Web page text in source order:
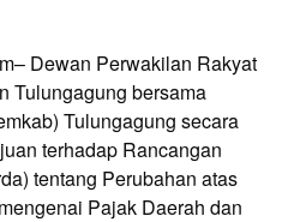
Dewan Perwakilan Rakyat
Tulungagung bersama
Tulungagung secara
terhadap Rancangan
tentang Perubahan atas
Pajak Daerah dan